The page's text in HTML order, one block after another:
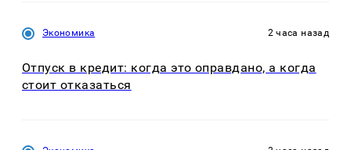
Экономика 2 часа назад
Отпуск в кредит: когда это оправдано, а когда
стоит отказаться